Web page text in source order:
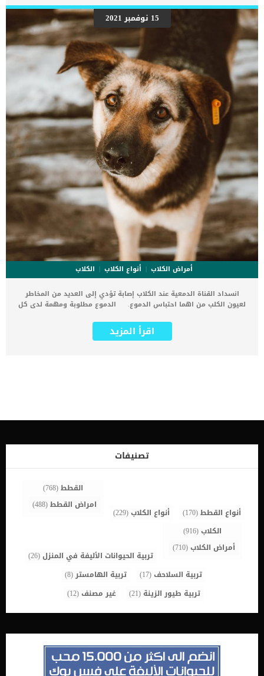
السبب الاول هو التسنين, حيث تفقد الجراء أسنانها الصغيرة وتنمو بدائل
دائمة عندما يكون عمرها بين 12 و 6 أشهر. وقت اندلاع الاسنان غالبا ما
يكون مؤلما للغاية لكبك ويكون بحاجة الى الضغط على اللثة لتسكين الألم
تماما كما يحدث مع اطفال البشر. اما السبب الثانى فهو الاستكشاف,
وغالبا ما يكون المضغ المبالغ فيه بين الجراء الذيم يقومون بتكوين خبراتهم
الحياتية لأول […]
15 نوفمبر 2021
أمراض الكلاب أنواع الكلاب
الكلاب
انسداد القناة الدمعية عند الكلاب إصابة تؤدي إلى العديد من المخاطر
لعيون الكلب من اهما احتباس الدموع. الدموع مطلوبة ومهمة لدى كل
العين عند الكلاب. كما ان الدموع تساعد على ترطيب العين الدائم بدلا من
الجفاف الذى يجعل أعين الكلب عرضه للاصابة والصدمات. القناة الدمعية
بالتحديد واكتشاف اى مشاكل اخرى تصيب عين الكلب.سيحتاج كلبك غالبا
الكلى يقوم الطبيب البيطرى بعمل جميع الفحوصات الجسدية وتحاليل الدم
والبول للتأكد من قدرة الكلب على تحمل التخدير الكلى… اقرأ: مخاطر
تخدير الحيوانات الأليفةيتم تقطير عين الكلب بالمضادات الحيوية كحماية من
اقرأ المزيد
تصنيفات
أنواع القطط(170) أنواع الكلاب(229)
القطط(768)
امراض القطط(488)
الكلاب(916)
أمراض الكلاب(710)
تربية الحيوانات الأليفة في المنزل(26)
تربية السلاحف(17) تربية الهامستر(8)
تربية طيور الزينة (21) غير مصنف(12)